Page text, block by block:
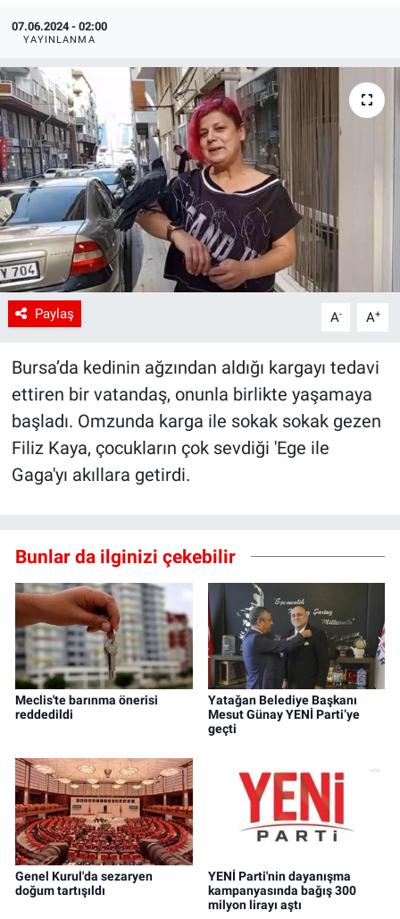
07.06.2024 - 02:00
YAYINLANMA
Paylaş A- A+
Bursa’da kedinin ağzından aldığı kargayı tedavi
ettiren bir vatandaş, onunla birlikte yaşamaya
başladı. Omzunda karga ile sokak sokak gezen
Filiz Kaya, çocukların çok sevdiği 'Ege ile
Gaga'yı akıllara getirdi.
Bunlar da ilginizi çekebilir
Meclis'te barınma önerisi
reddedildi
Yatağan Belediye Başkanı
Mesut Günay YENİ Parti’ye
geçti
Genel Kurul'da sezaryen
doğum tartışıldı
YENİ Parti'nin dayanışma
kampanyasında bağış 300
milyon lirayı aştı